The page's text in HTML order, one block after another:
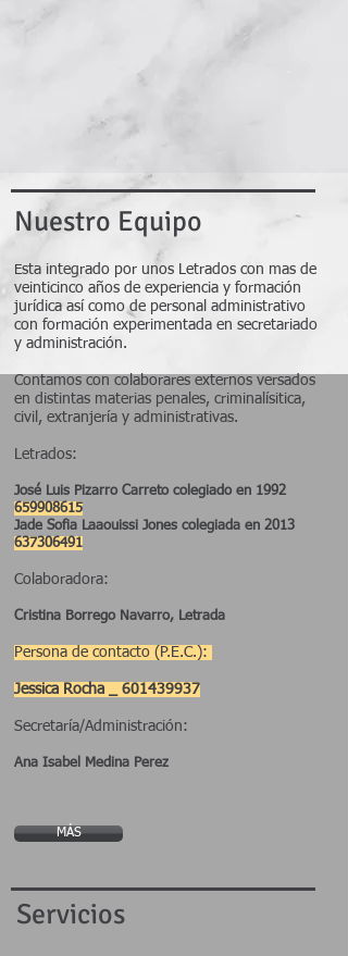
Nuestro Equipo
Esta integrado por unos Letrados con mas de
veinticinco años de experiencia y formación
jurídica así como de personal administrativo
con formación experimentada en secretariado
y administración.
Contamos con colaborares externos versados
en distintas materias penales, criminalísitica,
civil, extranjería y administrativas.
Letrados:
José Luis Pizarro Carreto colegiado en 1992
659908615
Jade Sofia Laaouissi Jones colegiada en 2013
637306491
Colaboradora:
Cristina Borrego Navarro, Letrada
Persona de contacto (P.E.C.):
Jessica Rocha _ 601439937
Secretaría/Administración:
Ana Isabel Medina Perez
MÁS
Servicios